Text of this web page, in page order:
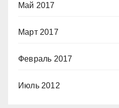
Май 2017
Март 2017
Февраль 2017
Июль 2012